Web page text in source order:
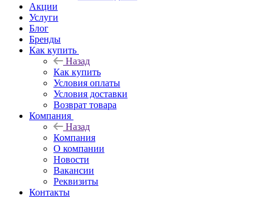
Акции
Услуги
Блог
Бренды
Как купить
Назад
Как купить
Условия оплаты
Условия доставки
Возврат товара
Компания
Назад
Компания
О компании
Новости
Вакансии
Реквизиты
Контакты